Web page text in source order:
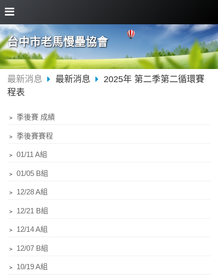
台中市老馬慢壘協會
最新消息 最新消息
2025年 第二季第二循環賽
程表
﹥ 季後賽 成績
﹥ 季後賽賽程
﹥ 01/11 A組
﹥ 01/05 B組
﹥ 12/28 A組
﹥ 12/21 B組
﹥ 12/14 A組
﹥ 12/07 B組
﹥ 10/19 A組